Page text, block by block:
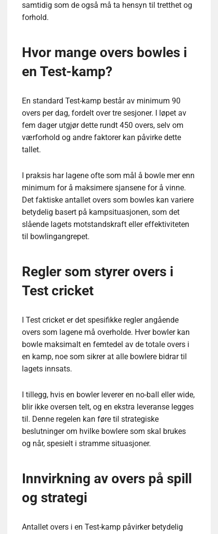
samtidig som de også må ta hensyn til tretthet og
forhold.
Hvor mange overs bowles i
en Test-kamp?
En standard Test-kamp består av minimum 90
overs per dag, fordelt over tre sesjoner. I løpet av
fem dager utgjør dette rundt 450 overs, selv om
værforhold og andre faktorer kan påvirke dette
tallet.
I praksis har lagene ofte som mål å bowle mer enn
minimum for å maksimere sjansene for å vinne.
Det faktiske antallet overs som bowles kan variere
betydelig basert på kampsituasjonen, som det
slående lagets motstandskraft eller effektiviteten
til bowlingangrepet.
Regler som styrer overs i
Test cricket
I Test cricket er det spesifikke regler angående
overs som lagene må overholde. Hver bowler kan
bowle maksimalt en femtedel av de totale overs i
en kamp, noe som sikrer at alle bowlere bidrar til
lagets innsats.
I tillegg, hvis en bowler leverer en no-ball eller wide,
blir ikke oversen telt, og en ekstra leveranse legges
til. Denne regelen kan føre til strategiske
beslutninger om hvilke bowlere som skal brukes
og når, spesielt i stramme situasjoner.
Innvirkning av overs på spill
og strategi
Antallet overs i en Test-kamp påvirker betydelig